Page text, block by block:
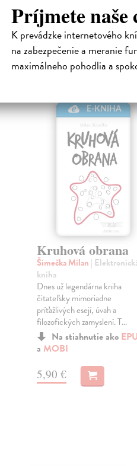
Príjmete naše
K prevádzke internetového
na zabezpečenie a meranie
maximálneho pohodlia a
E-KNIHA
Kruhová obrana
Šimečka Milan |
kniha
Dnes už legendárna kniha
čitateľsky mimoriadne
príťažlivých esejí, úvah a
filozofických zamyslení. T...
Na stiahnutie ako
a MOBI
5,90 €